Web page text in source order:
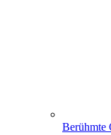
Berühmte